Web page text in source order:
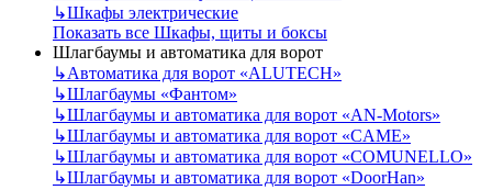
↳Шкафы электрические
Показать все Шкафы, щиты и боксы
Шлагбаумы и автоматика для ворот
↳Автоматика для ворот «ALUTECH»
↳Шлагбаумы «Фантом»
↳Шлагбаумы и автоматика для ворот «AN-Motors»
↳Шлагбаумы и автоматика для ворот «CAME»
↳Шлагбаумы и автоматика для ворот «COMUNELLO»
↳Шлагбаумы и автоматика для ворот «DoorHan»